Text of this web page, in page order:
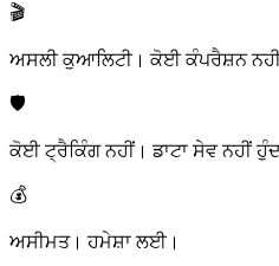
🎬
ਅਸਲੀ ਕੁਆਲਿਟੀ। ਕੋਈ ਕੰਪਰੈਸ਼ਨ
🛡️
ਕੋਈ ਟ੍ਰੈਕਿੰਗ ਨਹੀਂ। ਡਾਟਾ ਸੇਵ ਨਹੀਂ
💰
ਅਸੀਮਤ। ਹਮੇਸ਼ਾ ਲਈ।